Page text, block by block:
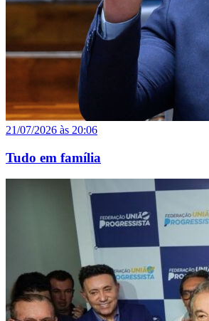
21/07/2026 às 20:06
Tudo em família